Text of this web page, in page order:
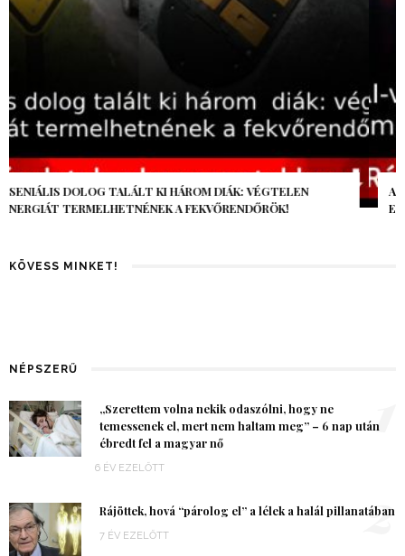
AZ AI-VILÁGVÉGE ÁRNYÉKA, CSAK PÁR ÓRA VOLT, MÉGIS AZ
EGÉSZ VILÁG MEGÉREZTE…
KÖVESS MINKET!
NÉPSZERŰ
„Szerettem volna nekik odaszólni, hogy ne
temessenek el, mert nem haltam meg” – 6 nap után
ébredt fel a magyar nő
6 ÉV EZELŐTT
1
Rájöttek, hová “párolog el” a lélek a halál pillanatában
7 ÉV EZELŐTT 2